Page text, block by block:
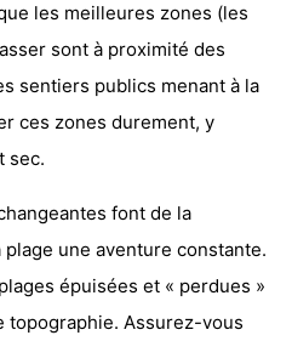
les meilleures zones (les
sont à proximité des
sentiers publics menant à la
ces zones durement, y
sec.
font de la
plage une aventure constante.
épuisées et « perdues »
topographie. Assurez-vous